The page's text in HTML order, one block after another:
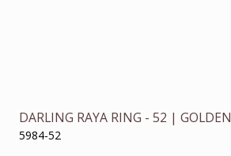
DARLING RAYA RING - 52 | GOLDEN
5984-52